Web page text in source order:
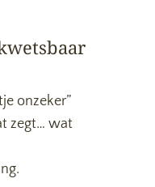
onzeker”
zegt… wat